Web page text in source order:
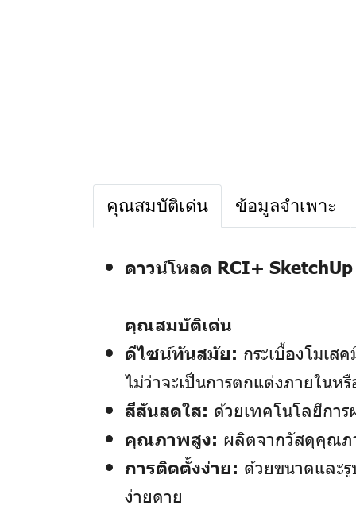
คุณสมบัติเด่น ข้อมูลจำเพาะ
ดาวน์โหลด RCI+
คุณสมบัติเด่น
ดีไซน์ทันสมัย: กระเบื้องโมเ
ไม่ว่าจะเป็นการตกแต่งภายในห
สีสันสดใส: ด้วยเทคโนโลยีกา
คุณภาพสูง: ผลิตจากวัสดุคุณภ
การติดตั้งง่าย: ด้วยขนาดและ
ง่ายดาย